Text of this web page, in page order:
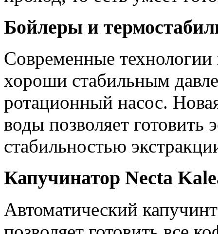
Бойлеры и
Современные технологии
хороши стабильным
ротационный насос.
воды позволяет готовить
стабильностью
Капучинатор Necta
Автоматический